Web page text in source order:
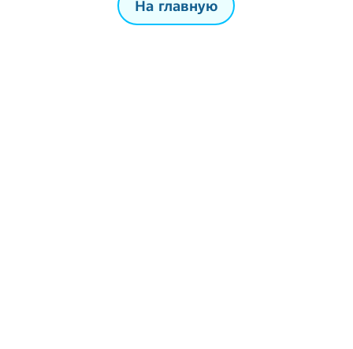
На главную